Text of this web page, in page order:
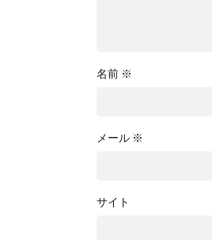
名前 ※
メール ※
サイト